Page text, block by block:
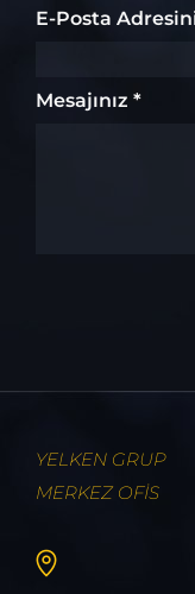
E-Posta
Mesajınız *
YELKEN GRUP
MERKEZ OFİS